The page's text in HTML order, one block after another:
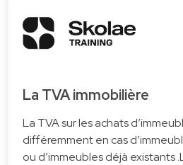
La TVA immobilière
La TVA sur les achats
différemment en cas
ou d’immeubles déjà existants